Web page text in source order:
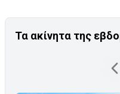
Τα ακίνητα της